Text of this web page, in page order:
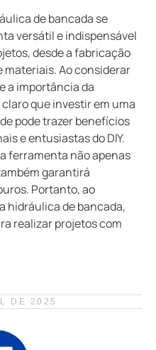
de bancada se
versátil e indispensável
desde a fabricação
materiais. Ao considerar
a importância da
que investir em uma
pode trazer benefícios
e entusiastas do DIY.
ferramenta não apenas
garantirá
Portanto, ao
hidráulica de bancada,
realizar projetos com
DE 2025